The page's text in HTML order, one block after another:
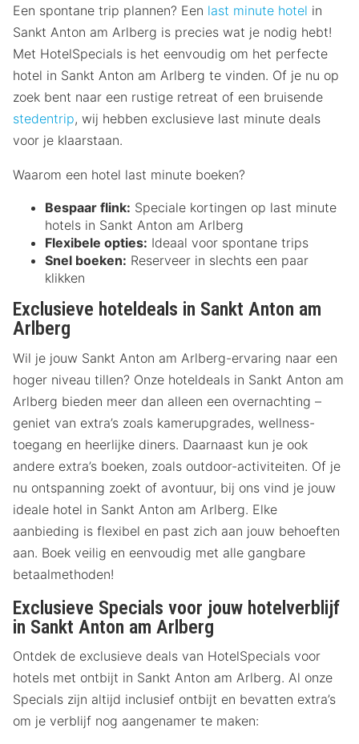
Een spontane trip plannen? Een last minute hotel in
Sankt Anton am Arlberg is precies wat je nodig hebt!
Met HotelSpecials is het eenvoudig om het perfecte
hotel in Sankt Anton am Arlberg te vinden. Of je nu op
zoek bent naar een rustige retreat of een bruisende
stedentrip, wij hebben exclusieve last minute deals
voor je klaarstaan.
Waarom een hotel last minute boeken?
Bespaar flink: Speciale kortingen op last minute
hotels in Sankt Anton am Arlberg
Flexibele opties: Ideaal voor spontane trips
Snel boeken: Reserveer in slechts een paar
klikken
Exclusieve hoteldeals in Sankt Anton am
Arlberg
Wil je jouw Sankt Anton am Arlberg-ervaring naar een
hoger niveau tillen? Onze hoteldeals in Sankt Anton am
Arlberg bieden meer dan alleen een overnachting –
geniet van extra’s zoals kamerupgrades, wellness-
toegang en heerlijke diners. Daarnaast kun je ook
andere extra’s boeken, zoals outdoor-activiteiten. Of je
nu ontspanning zoekt of avontuur, bij ons vind je jouw
ideale hotel in Sankt Anton am Arlberg. Elke
aanbieding is flexibel en past zich aan jouw behoeften
aan. Boek veilig en eenvoudig met alle gangbare
betaalmethoden!
Exclusieve Specials voor jouw hotelverblijf
in Sankt Anton am Arlberg
Ontdek de exclusieve deals van HotelSpecials voor
hotels met ontbijt in Sankt Anton am Arlberg. Al onze
Specials zijn altijd inclusief ontbijt en bevatten extra’s
om je verblijf nog aangenamer te maken: